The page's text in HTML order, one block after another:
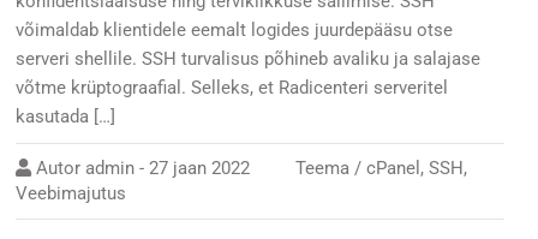
võimaldab klientidele eemalt logides juurdepääsu otse
serveri shellile. SSH turvalisus põhineb avaliku ja salajase
võtme krüptograafial. Selleks, et Radicenteri serveritel
kasutada […]
Autor admin -27 jaan 2022 Teema /cPanel ,SSH,
Veebimajutus